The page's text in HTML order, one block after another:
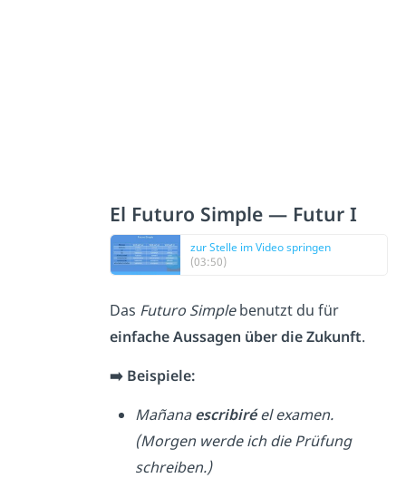
El Futuro Simple — Futur I
zur Stelle im Video springen
(03:50)
Das Futuro Simplebenutzt du für
einfache Aussagen über die Zukunft.
➡️ Beispiele:
Mañanaescribiréel examen.
(Morgen werde ich die Prüfung
schreiben.)